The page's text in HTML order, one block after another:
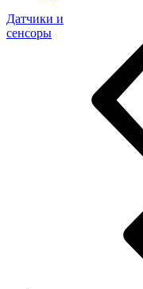
Датчики и
сенсоры